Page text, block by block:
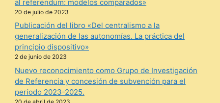
al referéndum: modelos comparados»
20 de julio de 2023
Publicación del libro «Del centralismo a la
generalización de las autonomías. La práctica del
principio dispositivo»
2 de junio de 2023
Nuevo reconocimiento como Grupo de Investigación
de Referencia y concesión de subvención para el
período 2023-2025.
20 de abril de 2023